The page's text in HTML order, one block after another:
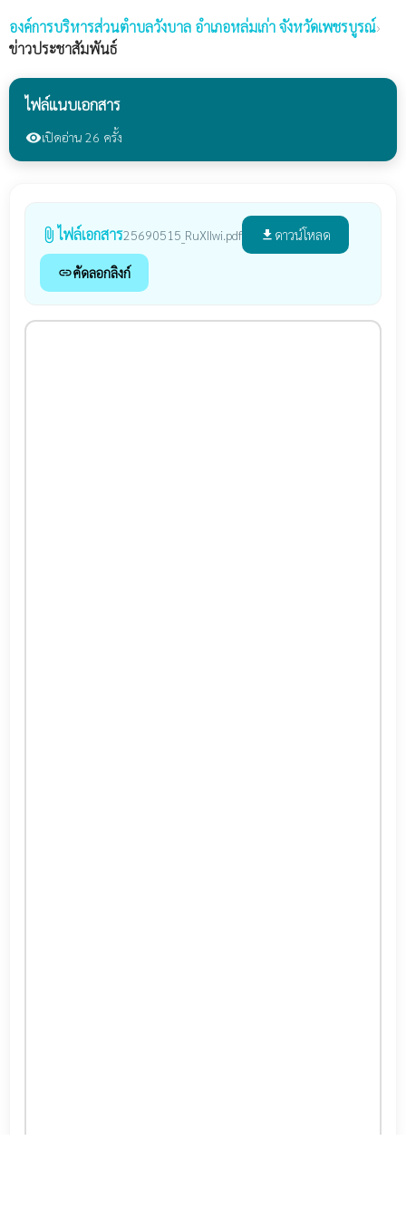
องค์การบริหารส่วนตำบลวังบาล อำเภอหล่มเก่า จังหวัดเพชรบูรณ์›
ข่าวประชาสัมพันธ์
ไฟล์แนบเอกสาร
visibilityเปิดอ่าน 26 ครั้ง
attach_file ไฟล์เอกสาร25690515_RuXIIwi.pdf file_download ดาวน์โหลด
linkคัดลอกลิงก์